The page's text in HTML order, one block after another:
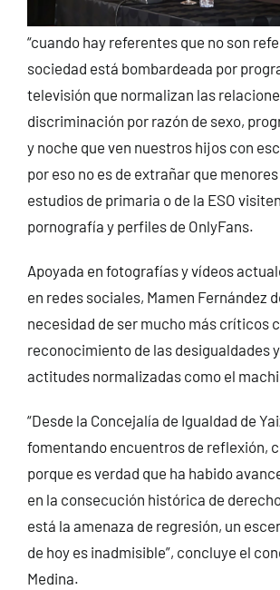
“cuando hay referentes que no son
sociedad está bombardeada por
televisión que normalizan las
discriminación por razón de sexo,
y noche que ven nuestros hijos con
por eso no es de extrañar que
estudios de primaria o de la ESO
pornografía y perfiles de OnlyFans.
Apoyada en fotografías y vídeos
en redes sociales, Mamen Fernández
necesidad de ser mucho más críticos
reconocimiento de las desigualdades
actitudes normalizadas como el
“Desde la Concejalía de Igualdad de
fomentando encuentros de reflexión,
porque es verdad que ha habido
en la consecución histórica de
está la amenaza de regresión, un
de hoy es inadmisible”, concluye el
Medina.